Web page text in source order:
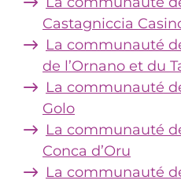
Castagniccia
La communauté
de l’Ornano et du
La communauté
Golo
La communauté
Conca d’Oru
La communauté